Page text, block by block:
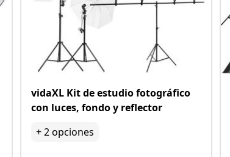
vidaXL Kit de estudio fotográfico
con luces, fondo y reflector
+2opciones